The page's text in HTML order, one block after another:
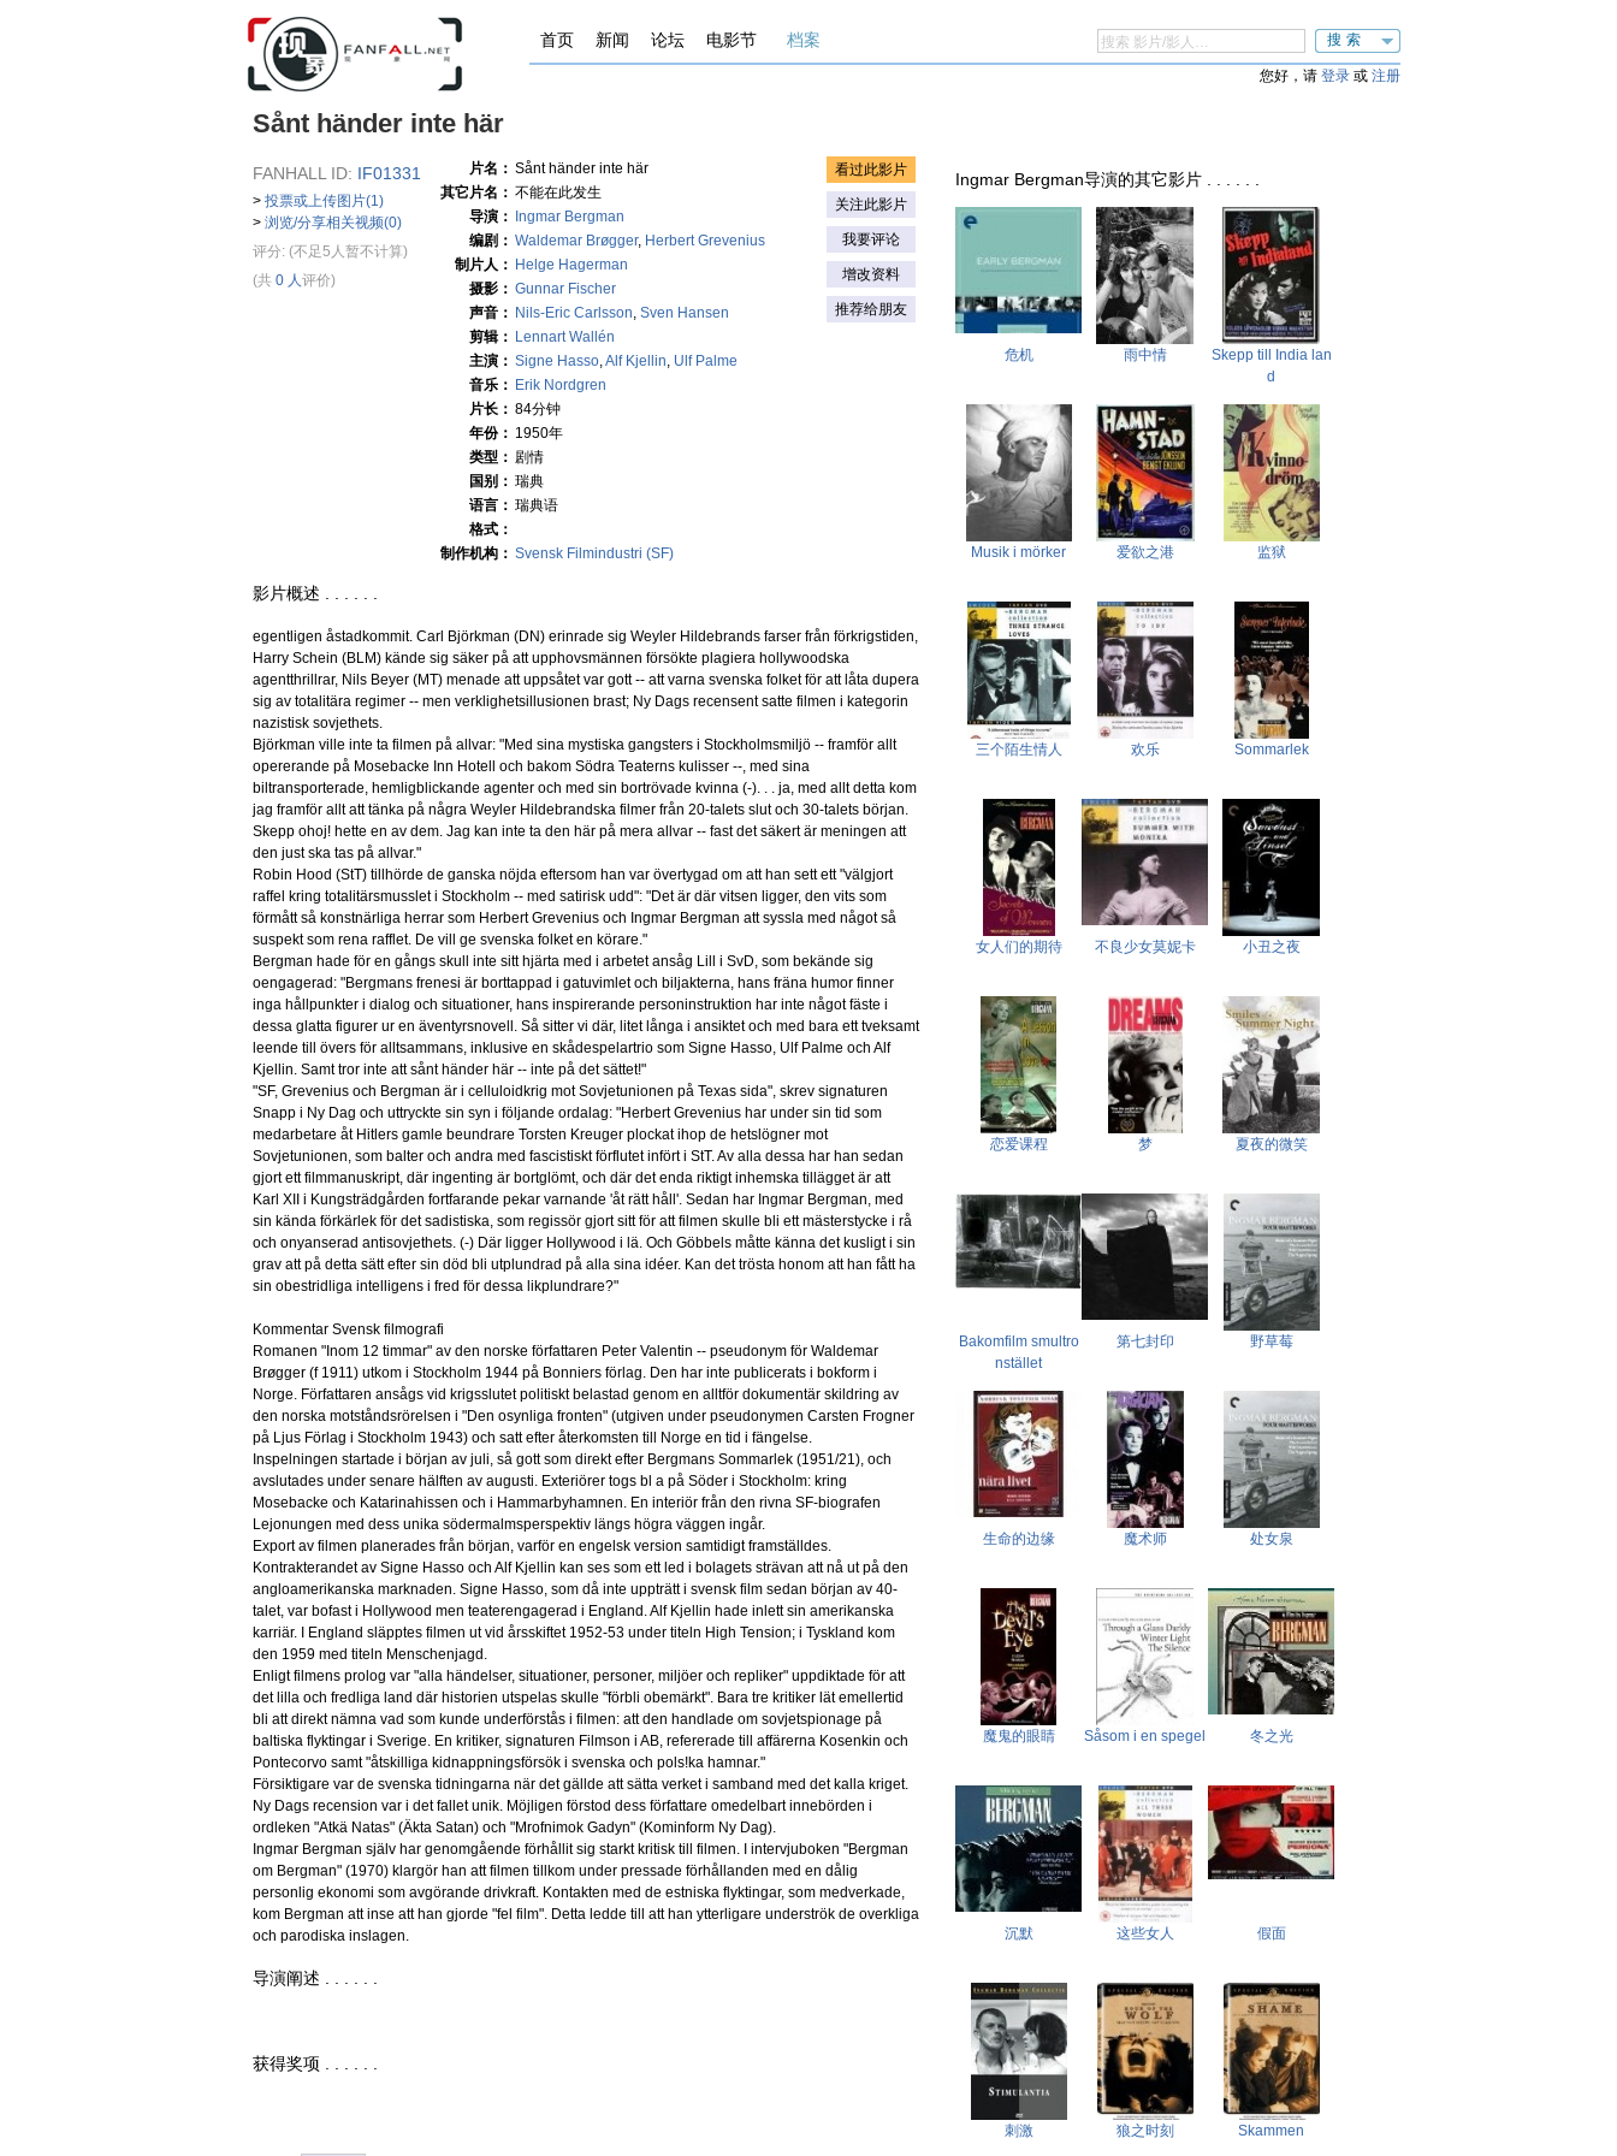
首页 新闻 论坛 电影节 档案 搜索
您好，请 登录 或 注册
Sånt händer inte här
FANHALL ID: IF01331
> 投票或上传图片(1)
> 浏览/分享相关视频(0)
评分: (不足5人暂不计算)
(共 0 人评价)
片名： Sånt händer inte här
其它片名： 不能在此发生
导演：
Ingmar Bergman
编剧： Waldemar Brøgger, Herbert Grevenius
制片人： Helge Hagerman
摄影： Gunnar Fischer
声音： Nils-Eric Carlsson, Sven Hansen
剪辑： Lennart Wallén
主演： Signe Hasso,Alf Kjellin, Ulf Palme
音乐： Erik Nordgren
片长： 84分钟
年份： 1950年
类型： 剧情
国别： 瑞典
语言： 瑞典语
格式：
制作机构： Svensk Filmindustri (SF)
看过此影片
关注此影片
我要评论
增改资料
推荐给朋友
影片概述 . . . . . .
egentligen åstadkommit. Carl Björkman (DN) erinrade sig Weyler Hildebrands farser från förkrigstiden,
Harry Schein (BLM) kände sig säker på att upphovsmännen försökte plagiera hollywoodska
agentthrillrar, Nils Beyer (MT) menade att uppsåtet var gott -- att varna svenska folket för att låta dupera
sig av totalitära regimer -- men verklighetsillusionen brast; Ny Dags recensent satte filmen i kategorin
nazistisk sovjethets.
Björkman ville inte ta filmen på allvar: "Med sina mystiska gangsters i Stockholmsmiljö -- framför allt
opererande på Mosebacke Inn Hotell och bakom Södra Teaterns kulisser --, med sina
biltransporterade, hemligblickande agenter och med sin bortrövade kvinna (-). . . ja, med allt detta kom
jag framför allt att tänka på några Weyler Hildebrandska filmer från 20-talets slut och 30-talets början.
Skepp ohoj! hette en av dem. Jag kan inte ta den här på mera allvar -- fast det säkert är meningen att
den just ska tas på allvar."
Robin Hood (StT) tillhörde de ganska nöjda eftersom han var övertygad om att han sett ett "välgjort
raffel kring totalitärsmusslet i Stockholm -- med satirisk udd": "Det är där vitsen ligger, den vits som
förmått så konstnärliga herrar som Herbert Grevenius och Ingmar Bergman att syssla med något så
suspekt som rena rafflet. De vill ge svenska folket en körare."
Bergman hade för en gångs skull inte sitt hjärta med i arbetet ansåg Lill i SvD, som bekände sig
oengagerad: "Bergmans frenesi är borttappad i gatuvimlet och biljakterna, hans fräna humor finner
inga hållpunkter i dialog och situationer, hans inspirerande personinstruktion har inte något fäste i
dessa glatta figurer ur en äventyrsnovell. Så sitter vi där, litet långa i ansiktet och med bara ett tveksamt
leende till övers för alltsammans, inklusive en skådespelartrio som Signe Hasso, Ulf Palme och Alf
Kjellin. Samt tror inte att sånt händer här -- inte på det sättet!"
"SF, Grevenius och Bergman är i celluloidkrig mot Sovjetunionen på Texas sida", skrev signaturen
Snapp i Ny Dag och uttryckte sin syn i följande ordalag: "Herbert Grevenius har under sin tid som
medarbetare åt Hitlers gamle beundrare Torsten Kreuger plockat ihop de hetslögner mot
Sovjetunionen, som balter och andra med fascistiskt förflutet infört i StT. Av alla dessa har han sedan
gjort ett filmmanuskript, där ingenting är bortglömt, och där det enda riktigt inhemska tillägget är att
Karl XII i Kungsträdgården fortfarande pekar varnande 'åt rätt håll'. Sedan har Ingmar Bergman, med
sin kända förkärlek för det sadistiska, som regissör gjort sitt för att filmen skulle bli ett mästerstycke i rå
och onyanserad antisovjethets. (-) Där ligger Hollywood i lä. Och Göbbels måtte känna det kusligt i sin
grav att på detta sätt efter sin död bli utplundrad på alla sina idéer. Kan det trösta honom att han fått ha
sin obestridliga intelligens i fred för dessa likplundrare?"
Kommentar Svensk filmografi
Romanen "Inom 12 timmar" av den norske författaren Peter Valentin -- pseudonym för Waldemar
Brøgger (f 1911) utkom i Stockholm 1944 på Bonniers förlag. Den har inte publicerats i bokform i
Norge. Författaren ansågs vid krigsslutet politiskt belastad genom en alltför dokumentär skildring av
den norska motståndsrörelsen i "Den osynliga fronten" (utgiven under pseudonymen Carsten Frogner
på Ljus Förlag i Stockholm 1943) och satt efter återkomsten till Norge en tid i fängelse.
Inspelningen startade i början av juli, så gott som direkt efter Bergmans Sommarlek (1951/21), och
avslutades under senare hälften av augusti. Exteriörer togs bl a på Söder i Stockholm: kring
Mosebacke och Katarinahissen och i Hammarbyhamnen. En interiör från den rivna SF-biografen
Lejonungen med dess unika södermalmsperspektiv längs högra väggen ingår.
Export av filmen planerades från början, varför en engelsk version samtidigt framställdes.
Kontrakterandet av Signe Hasso och Alf Kjellin kan ses som ett led i bolagets strävan att nå ut på den
angloamerikanska marknaden. Signe Hasso, som då inte uppträtt i svensk film sedan början av 40-
talet, var bofast i Hollywood men teaterengagerad i England. Alf Kjellin hade inlett sin amerikanska
karriär. I England släpptes filmen ut vid årsskiftet 1952-53 under titeln High Tension; i Tyskland kom
den 1959 med titeln Menschenjagd.
Enligt filmens prolog var "alla händelser, situationer, personer, miljöer och repliker" uppdiktade för att
det lilla och fredliga land där historien utspelas skulle "förbli obemärkt". Bara tre kritiker lät emellertid
bli att direkt nämna vad som kunde underförstås i filmen: att den handlade om sovjetspionage på
baltiska flyktingar i Sverige. En kritiker, signaturen Filmson i AB, refererade till affärerna Kosenkin och
Pontecorvo samt "åtskilliga kidnappningsförsök i svenska och pols!ka hamnar."
Försiktigare var de svenska tidningarna när det gällde att sätta verket i samband med det kalla kriget.
Ny Dags recension var i det fallet unik. Möjligen förstod dess författare omedelbart innebörden i
ordleken "Atkä Natas" (Äkta Satan) och "Mrofnimok Gadyn" (Kominform Ny Dag).
Ingmar Bergman själv har genomgående förhållit sig starkt kritisk till filmen. I intervjuboken "Bergman
om Bergman" (1970) klargör han att filmen tillkom under pressade förhållanden med en dålig
personlig ekonomi som avgörande drivkraft. Kontakten med de estniska flyktingar, som medverkade,
kom Bergman att inse att han gjorde "fel film". Detta ledde till att han ytterligare underströk de overkliga
och parodiska inslagen.
导演阐述 . . . . . .
获得奖项 . . . . . .
Ingmar Bergman导演的其它影片 . . . . . .
危机 雨中情
Skepp till India lan
d
Musik i mörker 爱欲之港 监狱
三个陌生情人 欢乐 Sommarlek
女人们的期待 不良少女莫妮卡 小丑之夜
恋爱课程 梦 夏夜的微笑
Bakomfilm smultro
nstället
第七封印 野草莓
生命的边缘 魔术师 处女泉
魔鬼的眼睛 Såsom i en spegel 冬之光
沉默 这些女人 假面
刺激 狼之时刻 Skammen